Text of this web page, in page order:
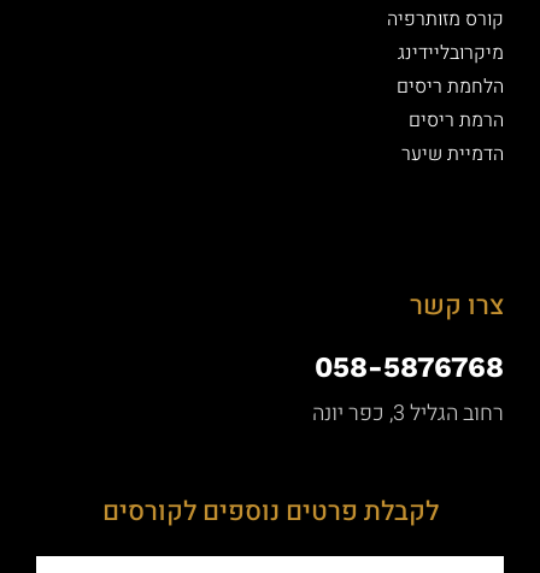
קורס מזותרפיה
מיקרובליידינג
הלחמת ריסים
הרמת ריסים
הדמיית שיער
צרו קשר
058-5876768
רחוב הגליל 3, כפר יונה
לקבלת פרטים נוספים לקורסים